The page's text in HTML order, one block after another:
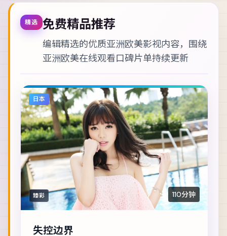
精选 免费精品推荐
编辑精选的优质亚洲欧美影视内容，围绕
亚洲欧美在线观看口碑片单持续更新
日本
臻彩 110分钟
失控边界